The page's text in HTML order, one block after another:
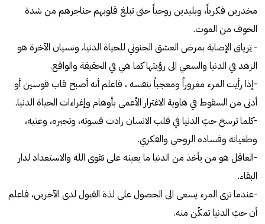
مخدرين فكرياً، وبليدين روحياً حتى تبلغ قلوبهم حناجرهم من شدة
الخوف من الموت.
- تِرياق الإصابة بمرض العشق الجنوني للحياة الدنيا، ونسيان الآخرة هو
الزهد في الدنيا والسعي الى رؤيتها كما هي في الحقيقة والواقع.
-إذا رأيت المرء مغروراً ومعجباً بنفسه ، فاعلم أنه أصبح قاب قوسين أو
أدنى من السقوط في هاوية الاغترار الأعمى بأوهام وإغراءات الحياة الدنيا.
-كلما ترسخ حبّ الدنيا في قلب الانسان زادت قسوته، وتجبره، وعتيه،
وطغيانه وفساده الروحي والفكري.
-العاقل هو من يأخذ من الدنيا ما يعينه على تقوى الله والاستعداد لدار
البقاء.
-عندما ترى المرء يسعى الى الحصول على لذة القبول لدى الآخرين، فاعلم
أن حبّ الدنيا تمكّن منه.